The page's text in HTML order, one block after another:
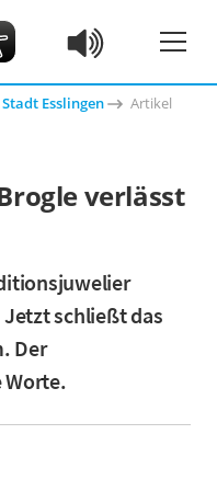
Stadt Esslingen Artikel
verlässt
schließt das
Der
Worte.